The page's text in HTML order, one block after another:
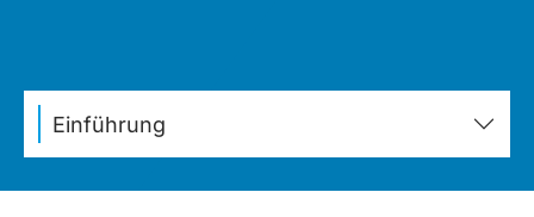
Einführung